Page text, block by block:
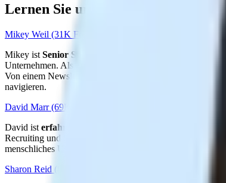
Lernen Sie unsere Webinar-
Mikey Weil (31K Follower)
Mikey ist Senior Strategic Sourcer am Boston
Unternehmen. Als erfahrener Redner auf großen
Von einem Newsletter mit über 4.000 Abonnenten bis
navigieren.
David Marr (69K Follower)
David ist erfahrener Talent-Sourcing- und Recruiting-
Recruiting und Social-Media-Sourcing hat David konstant
menschliches Urteilsvermögen im Recruiting verbessern
Sharon Reid (8K Follower)